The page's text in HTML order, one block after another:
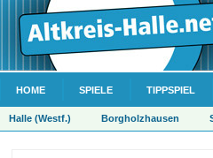
HOME SPIELE TIPPSPIEL
Halle (Westf.) Borgholzhausen